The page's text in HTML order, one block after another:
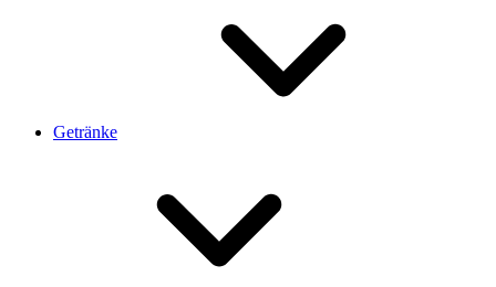
Getränke